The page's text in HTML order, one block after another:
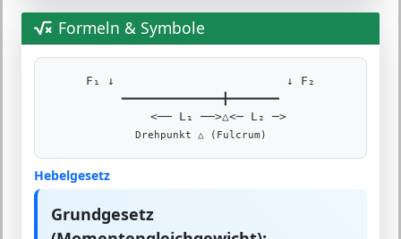
Formeln & Symbole
F₁ ↓ ↓ F₂
━━━━━━━━━━━━━━╋━━━━━━━
<── L₁ ──>△<─ L₂ ─>
Drehpunkt △ (Fulcrum)
Hebelgesetz
Grundgesetz